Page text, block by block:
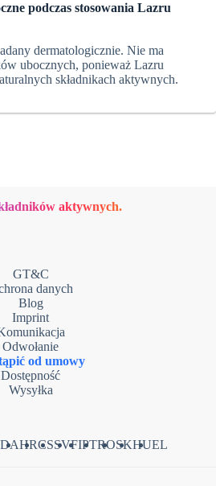
podczas stosowania Lazru
dermatologicznie. Nie ma
ubocznych, ponieważ Lazru
składnikach aktywnych.
aktywnych.
GT&C
danych
Blog
Imprint
Odwołanie
od umowy
Dostępność
Wysyłka
DAHRCSSVFIPTROSKHUEL